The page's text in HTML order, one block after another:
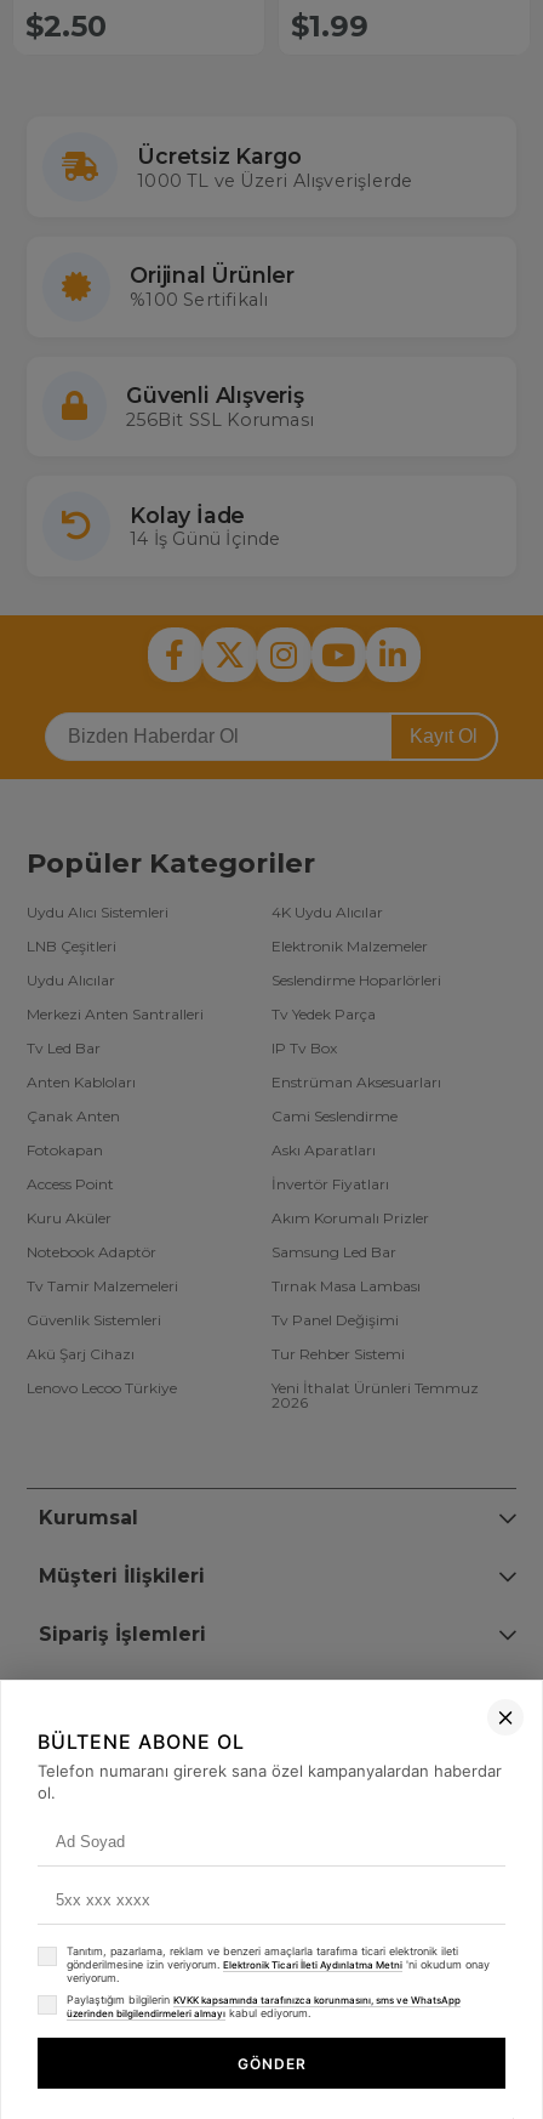
Play Tuşlu 7in1 Universal Lcd
Led Tv Kumandası
$2.50
Play Tuşlu Universal Lcd Led Tv
Kumandası
$1.99
Ücretsiz Kargo
1000 TL ve Üzeri Alışverişlerde
Orijinal Ürünler
%100 Sertifikalı
Güvenli Alışveriş
256Bit SSL Koruması
Kolay İade
14 İş Günü İçinde
Kayıt Ol
Popüler Kategoriler
Uydu Alıcı Sistemleri
4K Uydu Alıcılar
LNB Çeşitleri
Elektronik Malzemeler
Uydu Alıcılar
Seslendirme Hoparlörleri
Merkezi Anten Santralleri
Tv Yedek Parça
Tv Led Bar
IP Tv Box
Anten Kabloları
Enstrüman Aksesuarları
Çanak Anten
Cami Seslendirme
Fotokapan
Askı Aparatları
Access Point
İnvertör Fiyatları
Kuru Aküler
Akım Korumalı Prizler
Notebook Adaptör
Samsung Led Bar
Tv Tamir Malzemeleri
Tırnak Masa Lambası
Güvenlik Sistemleri
Tv Panel Değişimi
Akü Şarj Cihazı
Tur Rehber Sistemi
Lenovo Lecoo Türkiye
Yeni İthalat Ürünleri Temmuz
2026
Kurumsal
Müşteri İlişkileri
Sipariş İşlemleri
+90 (850) 473 08 08
© 2008 - 2026merterelektronik.com
- Tüm Hakları Saklıdır. Kredi kartı bilgileriniz 256bit SSL sertifikası ile
Whatsapp
BÜLTENE ABONE OL
Telefon numaranı girerek sana özel kampanyalardan haberdar
ol.
Tanıtım, pazarlama, reklam ve benzeri amaçlarla tarafıma ticari elektronik ileti
gönderilmesine izin veriyorum. Elektronik Ticari İleti Aydınlatma Metni 'ni okudum onay
veriyorum.
Paylaştığım bilgilerin KVKK kapsamında tarafınızca korunmasını, sms ve WhatsApp
üzerinden bilgilendirmeleri almayı kabul ediyorum.
GÖNDER